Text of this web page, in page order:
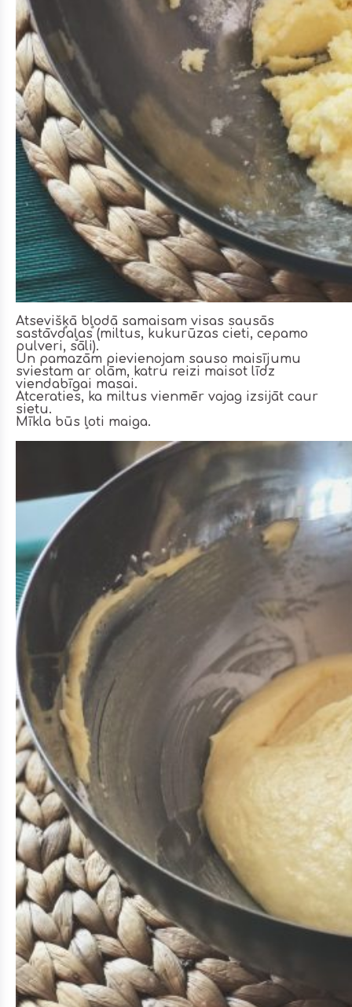
Atsevišķā bļodā samaisam visas sausās
sastāvdaļas (miltus, kukurūzas cieti, cepamo
pulveri, sāli).
Un pamazām pievienojam sauso maisījumu
sviestam ar olām, katru reizi maisot līdz
viendabīgai masai.
Atceraties, ka miltus vienmēr vajag izsijāt caur
sietu.
Mīkla būs ļoti maiga.